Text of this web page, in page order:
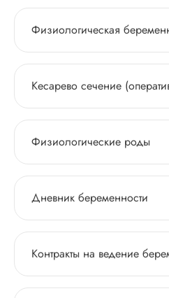
Физиологическая
Кесарево сечение
Физиологические роды
Дневник беременности
Контракты на ведение